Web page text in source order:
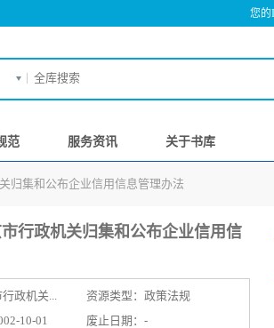
您的
范 服务资讯 关于书库
归集和公布企业信用信息管理办法
行政机关归集和公布企业信用信
政机关...
资源类型：政策法规
10-01
废止日期：-